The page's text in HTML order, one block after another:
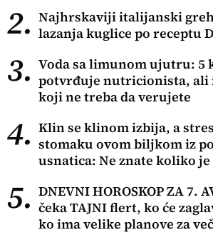
2. Najhrskaviji italijanski
lazanja kuglice po receptu
3. Voda sa limunom ujutru: 5
potvrđuje nutricionista, ali
koji ne treba da verujete
4. Klin se klinom izbija, a
stomaku ovom biljkom iz
usnatica: Ne znate koliko
5. DNEVNI HOROSKOP ZA 7.
čeka TAJNI flert, ko će
ko ima velike planove za